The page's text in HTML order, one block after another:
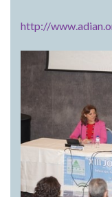
http://